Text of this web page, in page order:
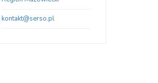
kontakt@serso.pl